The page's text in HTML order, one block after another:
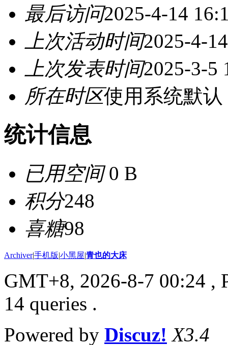
最后访问2025-4-14
上次活动时间2025-4-
上次发表时间2025-3-5
所在时区使用系统默认
统计信息
已用空间0 B
积分248
喜糖98
Archiver|手机版|小黑屋|青也的大床
GMT+8, 2026-8-7 00:24 ,
14 queries .
Powered by Discuz! X3.4